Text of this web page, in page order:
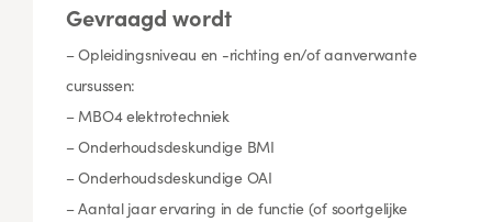
Gevraagd wordt
– Opleidingsniveau en -richting en/of aanverwante
cursussen:
– MBO4 elektrotechniek
– Onderhoudsdeskundige BMI
– Onderhoudsdeskundige OAI
– Aantal jaar ervaring in de functie (of soortgelijke